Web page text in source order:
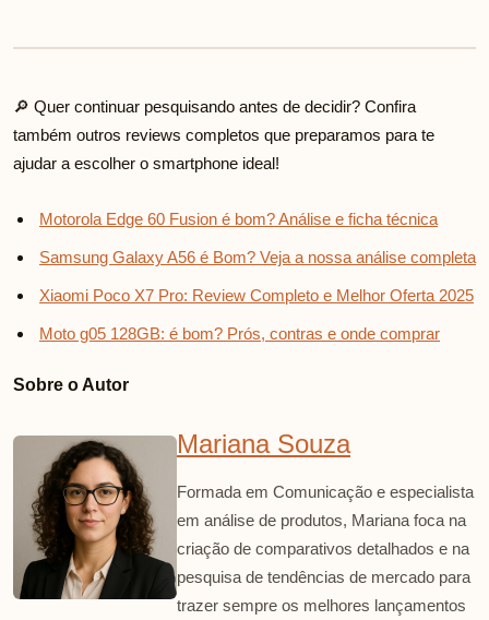
🔎 Quer continuar pesquisando antes de decidir? Confira
também outros reviews completos que preparamos para te
ajudar a escolher o smartphone ideal!
Motorola Edge 60 Fusion é bom? Análise e ficha técnica
Samsung Galaxy A56 é Bom? Veja a nossa análise completa
Xiaomi Poco X7 Pro: Review Completo e Melhor Oferta 2025
Moto g05 128GB: é bom? Prós, contras e onde comprar
Sobre o Autor
Mariana Souza
Formada em Comunicação e especialista
em análise de produtos, Mariana foca na
criação de comparativos detalhados e na
pesquisa de tendências de mercado para
trazer sempre os melhores lançamentos